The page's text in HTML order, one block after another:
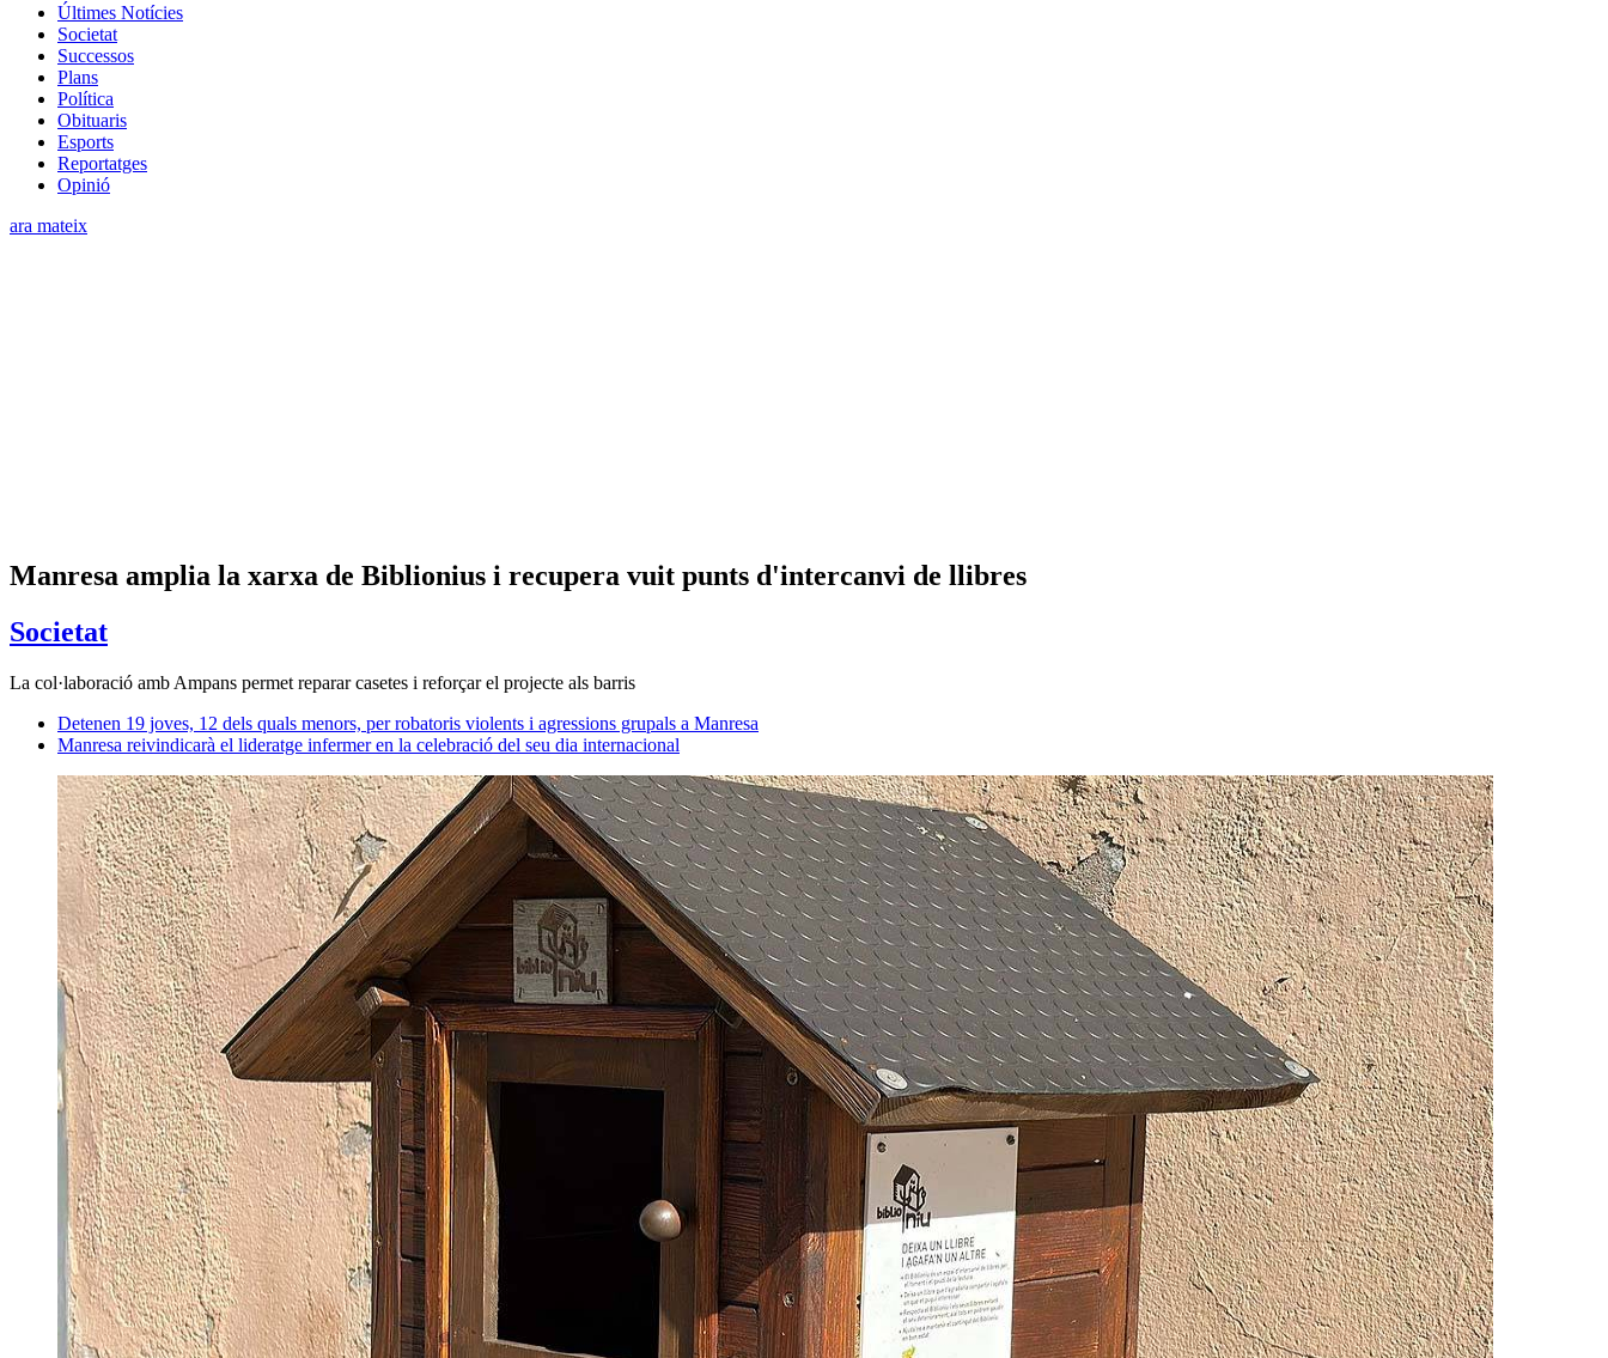
Últimes Notícies
Societat
Successos
Plans
Política
Obituaris
Esports
Reportatges
Opinió
ara mateix
Manresa amplia la xarxa de Biblionius i recupera vuit punts d'intercanvi de llibres
Societat
La col·laboració amb Ampans permet reparar casetes i reforçar el projecte als barris
Detenen 19 joves, 12 dels quals menors, per robatoris violents i agressions grupals a Manresa
Manresa reivindicarà el lideratge infermer en la celebració del seu dia internacional